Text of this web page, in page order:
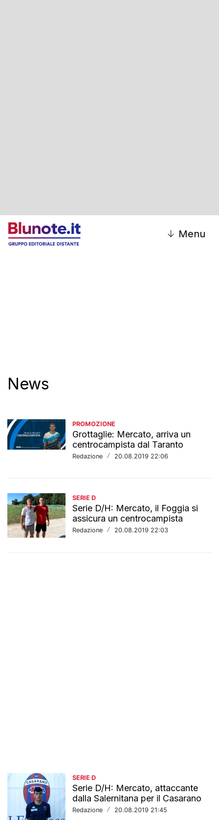
↓ Menu
News
PROMOZIONE
Grottaglie: Mercato, arriva un
centrocampista dal Taranto
Redazione / 20.08.2019 22:06
SERIE D
Serie D/H: Mercato, il Foggia si
assicura un centrocampista
Redazione / 20.08.2019 22:03
SERIE D
Serie D/H: Mercato, attaccante
dalla Salernitana per il Casarano
Redazione / 20.08.2019 21:45